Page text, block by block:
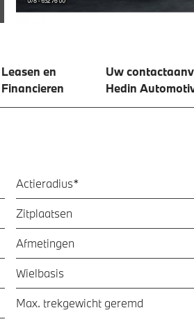
Leasen en
Financieren
Uw
Hedin
Actieradius*
Zitplaatsen
Afmetingen
Wielbasis
Max. trekgewicht geremd